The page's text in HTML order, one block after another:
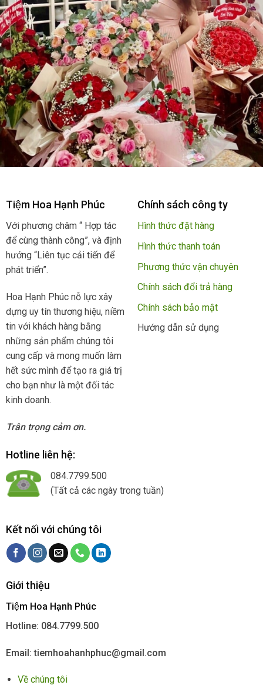
Tiệm Hoa Hạnh Phúc
Với phương châm “ Hợp tác
để cùng thành công”, và định
hướng “Liên tục cải tiến để
phát triển”.
Hoa Hạnh Phúc nỗ lực xây
dựng uy tín thương hiệu, niềm
tin với khách hàng bằng
những sản phẩm chúng tôi
cung cấp và mong muốn làm
hết sức mình để tạo ra giá trị
cho bạn như là một đối tác
kinh doanh.
Trân trọng cảm ơn.
Chính sách công ty
Hình thức đặt hàng
Hình thức thanh toán
Phương thức vận chuyên
Chính sách đổi trả hàng
Chính sách bảo mật
Hướng dẫn sử dụng
Hotline liên hệ:
084.7799.500
(Tất cả các ngày trong tuần)
Kết nối với chúng tôi
Giới thiệu
Tiệm Hoa Hạnh Phúc
Hotline: 084.7799.500
Email: tiemhoahanhphuc@gmail.com
Về chúng tôi